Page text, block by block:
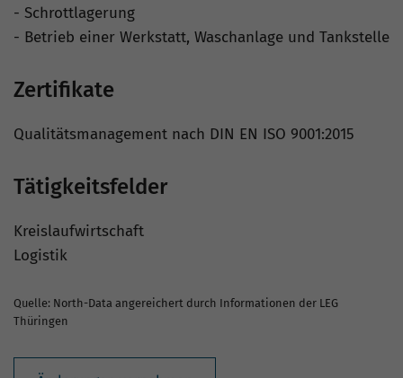
- Schrottlagerung
- Betrieb einer Werkstatt, Waschanlage und Tankstelle
Zertifikate
Qualitätsmanagement nach DIN EN ISO 9001:2015
Tätigkeitsfelder
Kreislaufwirtschaft
Logistik
Quelle: North-Data angereichert durch Informationen der LEG
Thüringen